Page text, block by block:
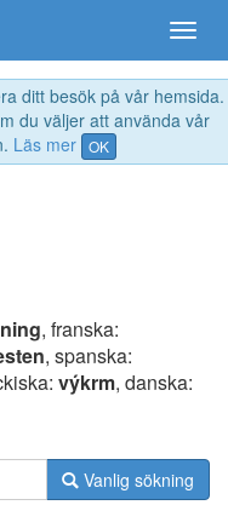
ditt besök på vår hemsida.
du väljer att använda vår
Läs mer OK
, franska:
, spanska:
výkrm, danska:
Vanlig sökning